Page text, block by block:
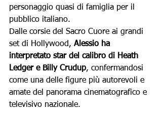
personaggio quasi di famiglia per il
pubblico italiano.
Dalle corsie del Sacro Cuore ai grandi
set di Hollywood, Alessio ha
interpretato star del calibro di Heath
Ledger e Billy Crudup, confermandosi
come una delle figure più autorevoli e
amate del panorama cinematografico e
televisivo nazionale.